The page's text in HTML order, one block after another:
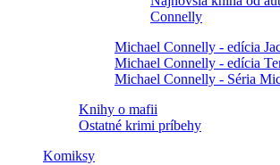
Connelly
Michael Connelly - edícia
Michael Connelly - edícia
Michael Connelly - Séria
Knihy o mafii
Ostatné krimi príbehy
Komiksy